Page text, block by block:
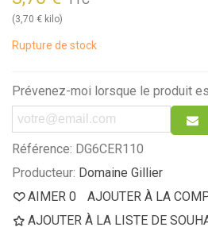
(3,70 € kilo)
Rupture de stock
Prévenez-moi lorsque le produit
Référence: DG6CER110
Producteur: Domaine Gillier
AIMER 0 AJOUTER À LA
AJOUTER À LA LISTE DE